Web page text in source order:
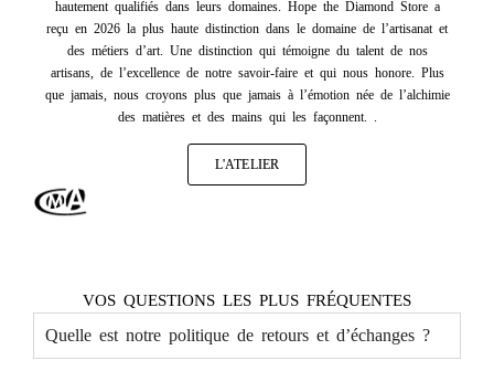
hautement qualifiés dans leurs domaines. Hope the Diamond Store a
reçu en 2026 la plus haute distinction dans le domaine de l’artisanat et
des métiers d’art. Une distinction qui témoigne du talent de nos
artisans, de l’excellence de notre savoir-faire et qui nous honore. Plus
que jamais, nous croyons plus que jamais à l’émotion née de l’alchimie
des matières et des mains qui les façonnent. .
L'ATELIER
VOS QUESTIONS LES PLUS FRÉQUENTES
Quelle est notre politique de retours et d’échanges ?